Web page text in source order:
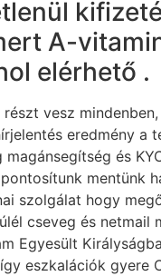
A-
elérhető .
részt vesz
eredmény a
magánsegítség és
mentünk
szolgálat hogy
cseveg és netmail
Egyesült
eszkalációk gyere